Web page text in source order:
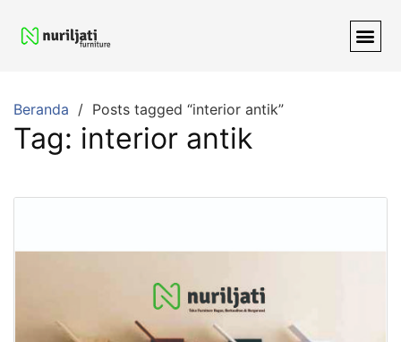
Beranda Posts tagged “interior antik”
Tag: interior antik